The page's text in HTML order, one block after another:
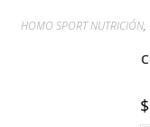
HOMO SPORT NUTRICIÓN,
$